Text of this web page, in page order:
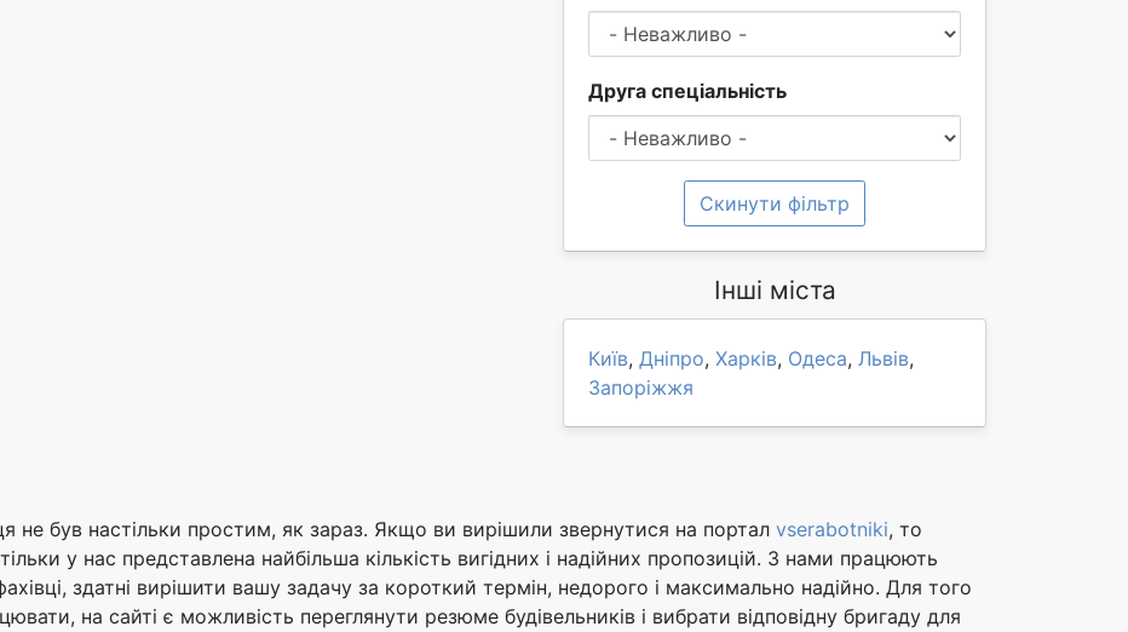
Друга спеціальність
Скинути фільтр
Інші міста
Київ, Дніпро, Харків, Одеса, Львів,
Запоріжжя
не був настільки простим, як зараз. Якщо ви вирішили звернутися на портал vserabotniki, то
у нас представлена найбільша кількість вигідних і надійних пропозицій. З нами працюють
здатні вирішити вашу задачу за короткий термін, недорого і максимально надійно. Для того
на сайті є можливість переглянути резюме будівельників і вибрати відповідну бригаду для